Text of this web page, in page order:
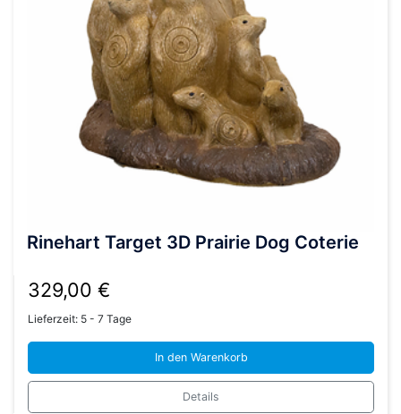
Rinehart Target 3D Prairie Dog Coterie
329,00 €
Lieferzeit: 5 - 7 Tage
In den Warenkorb
Details